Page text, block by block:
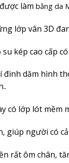
làm bằng da
lớp vân 3D
kép cao cấp
dăm hình
có lớp lót mềm
giúp người có
rất ôm chân,